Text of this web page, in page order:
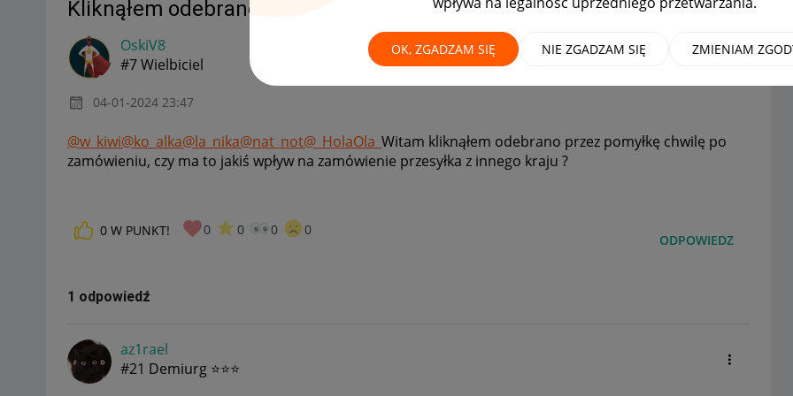
OK, ZGADZAM SIĘ NIE ZGADZAM SIĘ ZMIENIAM
Kliknąłem odebrano przez pomyłkę chwilę po zamówieniu
OskiV8
#7 Wielbiciel
‎04-01-2024 23:47
@w_kiwi@ko_alka@la_nika@nat_not@_HolaOla_ Witam kliknąłem odebrano przez pomyłkę chwilę po
zamówieniu, czy ma to jakiś wpływ na zamówienie przesyłka z innego kraju ?
0 W PUNKT! 0 0 0 0
ODPOWIEDZ
1 odpowiedź
az1rael
#21 Demiurg ⭐⭐⭐